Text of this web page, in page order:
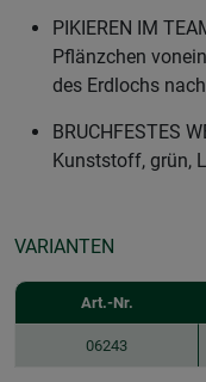
PIKIEREN IM
Pflänzchen
des Erdlochs
BRUCHFESTES
Kunststoff, grün,
VARIANTEN
Art.-Nr.
06243